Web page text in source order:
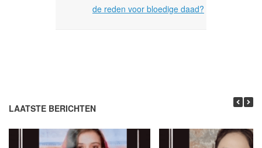
de reden voor bloedige daad?
LAATSTE BERICHTEN